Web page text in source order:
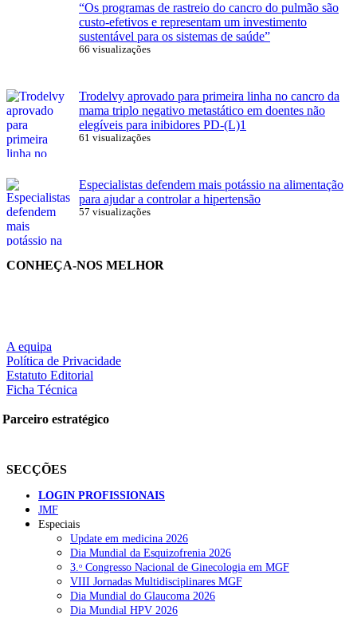
“Os programas de rastreio do cancro do pulmão são
custo-efetivos e representam um investimento
sustentável para os sistemas de saúde”
66 visualizações
Trodelvy aprovado para primeira linha no cancro da
mama triplo negativo metastático em doentes não
elegíveis para inibidores PD-(L)1
61 visualizações
Especialistas defendem mais potássio na alimentação
para ajudar a controlar a hipertensão
57 visualizações
CONHEÇA-NOS MELHOR
A equipa
Política de Privacidade
Estatuto Editorial
Ficha Técnica
Parceiro estratégico
SECÇÕES
LOGIN PROFISSIONAIS
JMF
Especiais
Update em medicina 2026
Dia Mundial da Esquizofrenia 2026
3.ᵒ Congresso Nacional de Ginecologia em MGF
VIII Jornadas Multidisciplinares MGF
Dia Mundial do Glaucoma 2026
Dia Mundial HPV 2026